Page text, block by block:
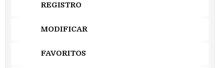
REGISTRO
MODIFICAR
FAVORITOS